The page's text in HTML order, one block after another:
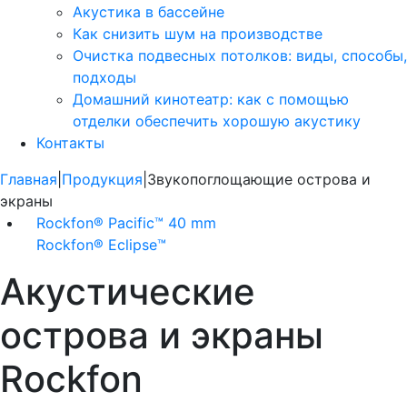
Акустика в бассейне
Как снизить шум на производстве
Очистка подвесных потолков: виды, способы,
подходы
Домашний кинотеатр: как с помощью
отделки обеспечить хорошую акустику
Контакты
Главная Продукция Звукопоглощающие острова и
экраны
Rockfon® Pacific™ 40 mm
Rockfon® Eclipse™
Акустические
острова и экраны
Rockfon